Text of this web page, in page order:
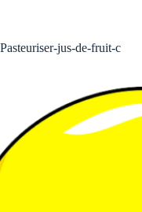
Pasteuriser-jus-de-fruit-c